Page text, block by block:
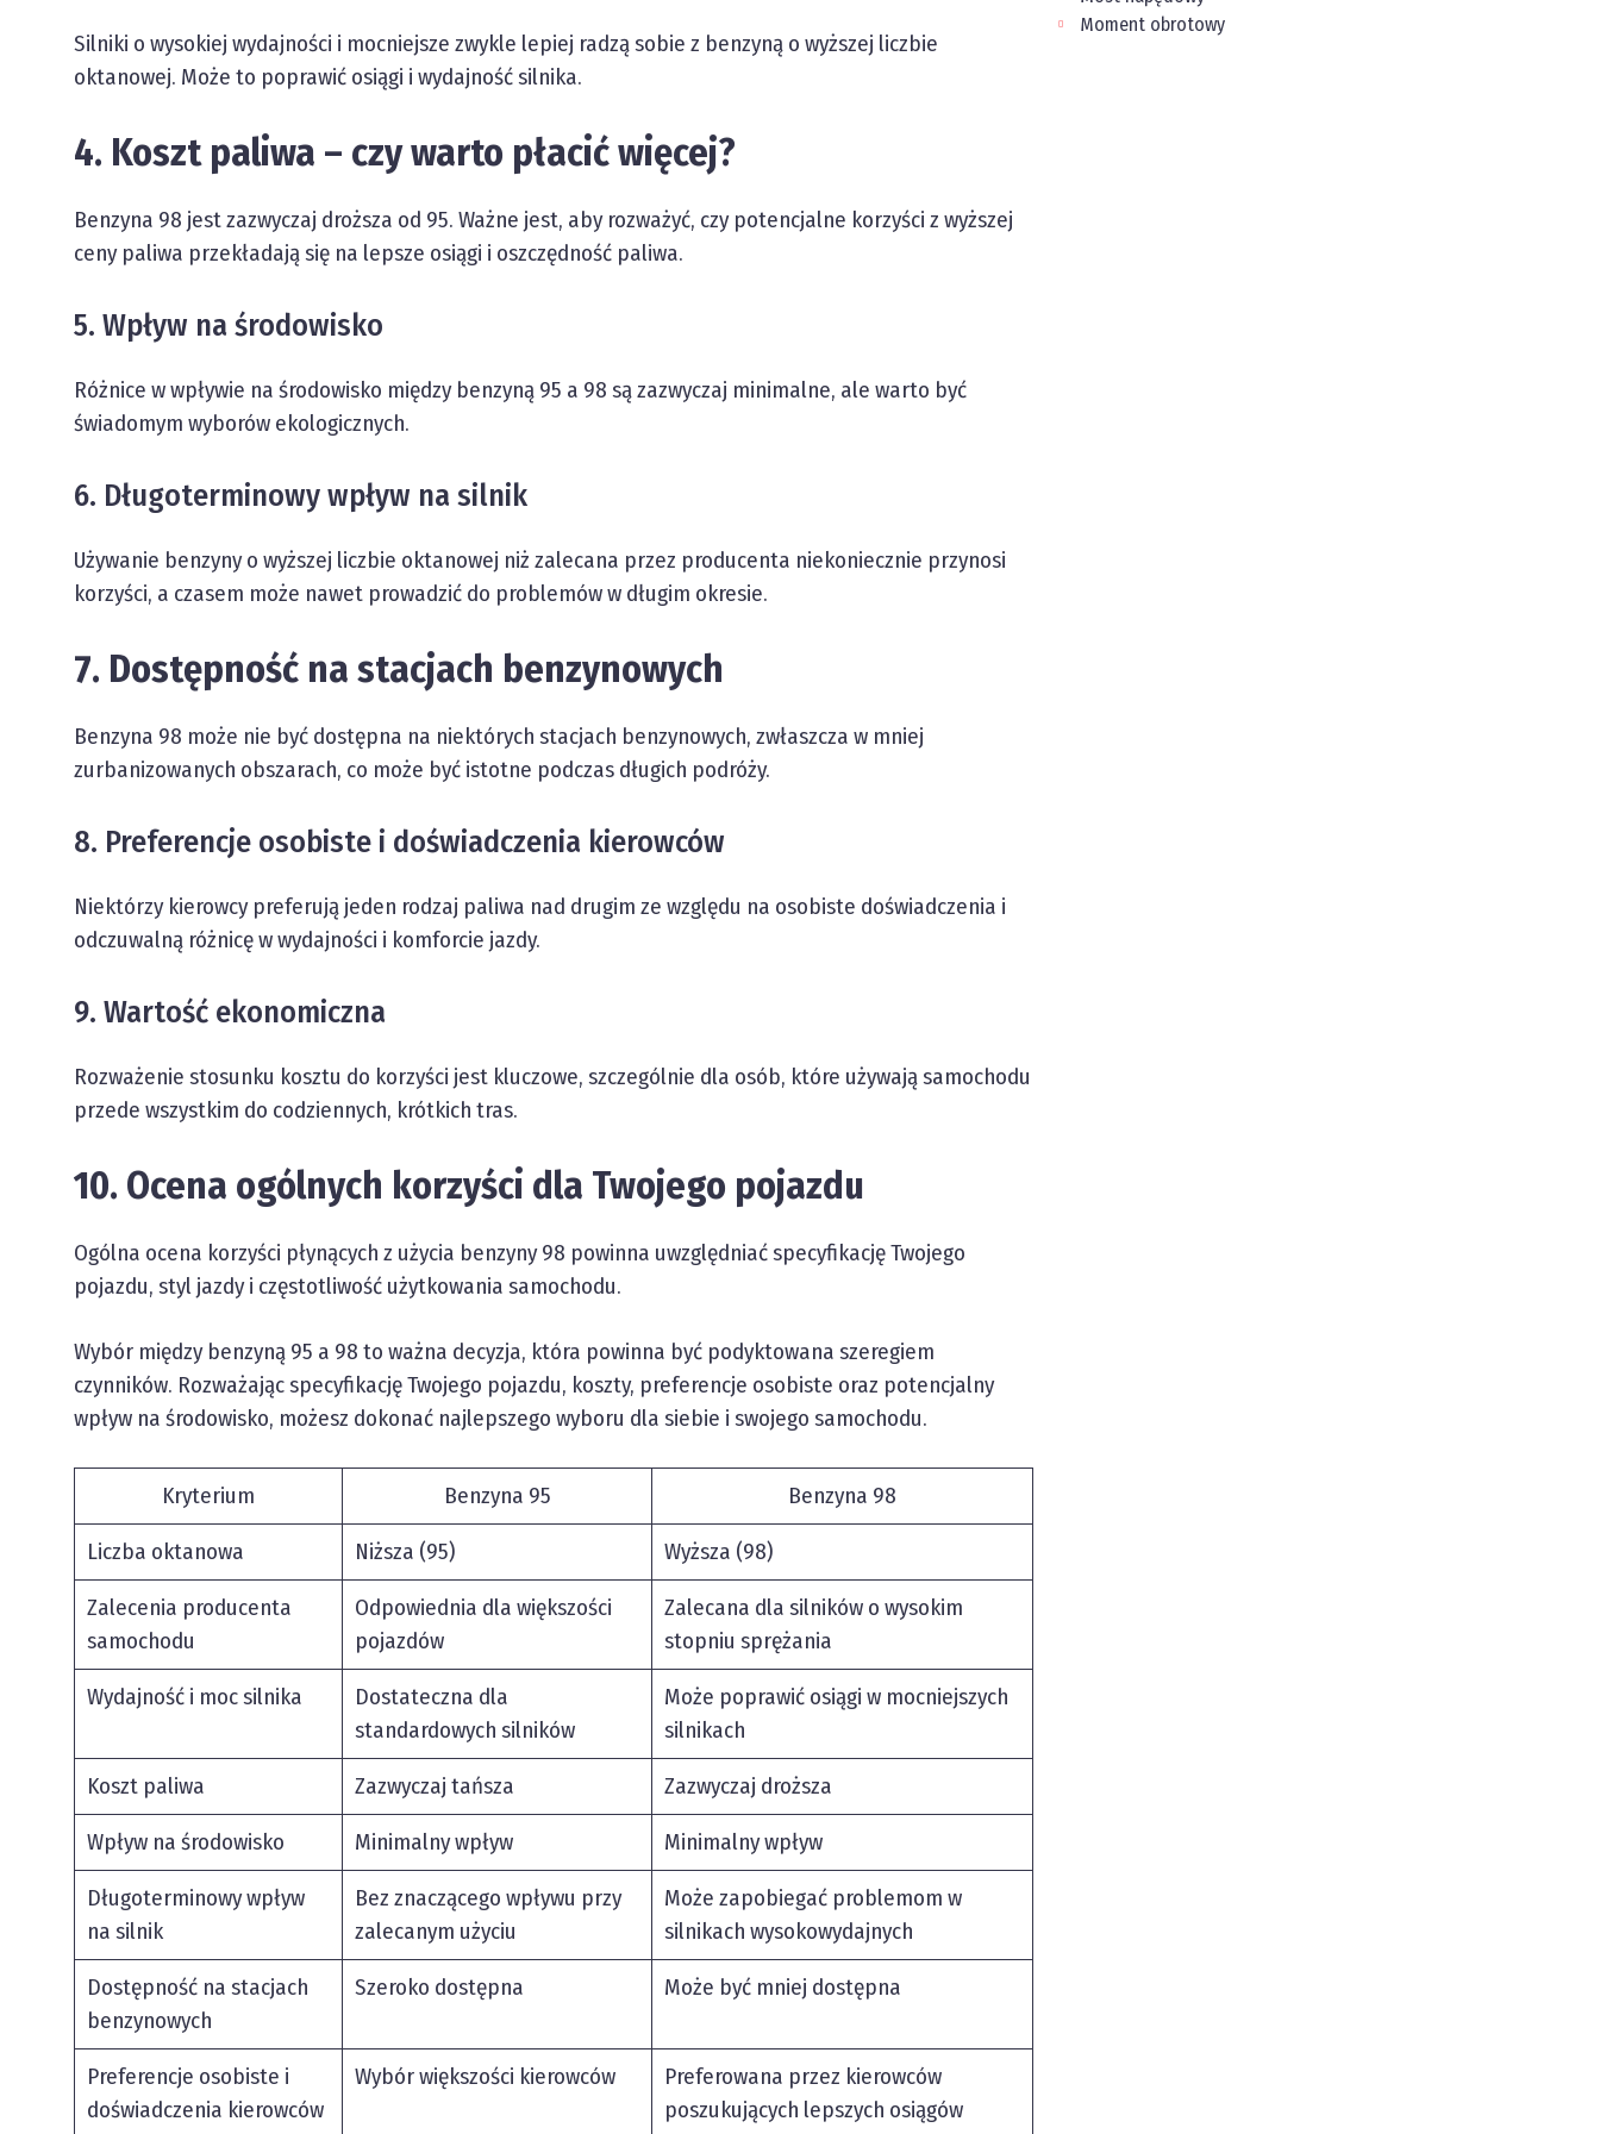
Silniki o wysokiej wydajności i mocniejsze zwykle lepiej radzą sobie z benzyną o wyższej liczbie
oktanowej. Może to poprawić osiągi i wydajność silnika.
4. Koszt paliwa – czy warto płacić więcej?
Benzyna 98 jest zazwyczaj droższa od 95. Ważne jest, aby rozważyć, czy potencjalne korzyści z wyższej
ceny paliwa przekładają się na lepsze osiągi i oszczędność paliwa.
5. Wpływ na środowisko
Różnice w wpływie na środowisko między benzyną 95 a 98 są zazwyczaj minimalne, ale warto być
świadomym wyborów ekologicznych.
6. Długoterminowy wpływ na silnik
Używanie benzyny o wyższej liczbie oktanowej niż zalecana przez producenta niekoniecznie przynosi
korzyści, a czasem może nawet prowadzić do problemów w długim okresie.
7. Dostępność na stacjach benzynowych
Benzyna 98 może nie być dostępna na niektórych stacjach benzynowych, zwłaszcza w mniej
zurbanizowanych obszarach, co może być istotne podczas długich podróży.
8. Preferencje osobiste i doświadczenia kierowców
Niektórzy kierowcy preferują jeden rodzaj paliwa nad drugim ze względu na osobiste doświadczenia i
odczuwalną różnicę w wydajności i komforcie jazdy.
9. Wartość ekonomiczna
Rozważenie stosunku kosztu do korzyści jest kluczowe, szczególnie dla osób, które używają samochodu
przede wszystkim do codziennych, krótkich tras.
10. Ocena ogólnych korzyści dla Twojego pojazdu
Ogólna ocena korzyści płynących z użycia benzyny 98 powinna uwzględniać specyfikację Twojego
pojazdu, styl jazdy i częstotliwość użytkowania samochodu.
Wybór między benzyną 95 a 98 to ważna decyzja, która powinna być podyktowana szeregiem
czynników. Rozważając specyfikację Twojego pojazdu, koszty, preferencje osobiste oraz potencjalny
wpływ na środowisko, możesz dokonać najlepszego wyboru dla siebie i swojego samochodu.
Kryterium Benzyna 95 Benzyna 98
Liczba oktanowa Niższa (95) Wyższa (98)
Zalecenia producenta
samochodu
Odpowiednia dla większości
pojazdów
Zalecana dla silników o wysokim
stopniu sprężania
Wydajność i moc silnika
Dostateczna dla
standardowych silników
Może poprawić osiągi w mocniejszych
silnikach
Koszt paliwa Zazwyczaj tańsza Zazwyczaj droższa
Wpływ na środowisko Minimalny wpływ Minimalny wpływ
Długoterminowy wpływ
na silnik
Bez znaczącego wpływu przy
zalecanym użyciu
Może zapobiegać problemom w
silnikach wysokowydajnych
Dostępność na stacjach
benzynowych
Szeroko dostępna Może być mniej dostępna
Preferencje osobiste i
doświadczenia kierowców
Wybór większości kierowców
Preferowana przez kierowców
poszukujących lepszych osiągów
Moment obrotowy